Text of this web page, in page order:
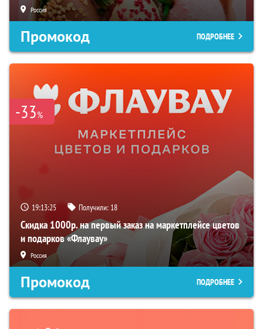
Россия
Промокод ПОДРОБНЕЕ
-33%
19:13:24 Получили: 18
Скидка 1000р. на первый заказ на маркетплейсе цветов
и подарков «Флаувау»
Россия
Промокод ПОДРОБНЕЕ